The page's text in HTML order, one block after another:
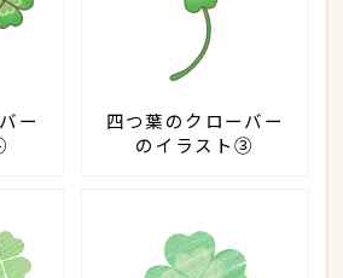
ー
四つ葉のクローバー
のイラスト③